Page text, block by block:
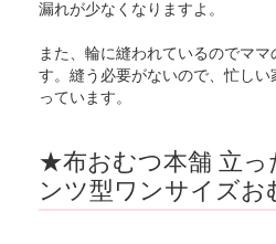
漏れが少なくなりますよ。
また、輪に縫われているのでマ
す。縫う必要がないので、忙し
っています。
★布おむつ本舗 立
ンツ型ワンサイズお